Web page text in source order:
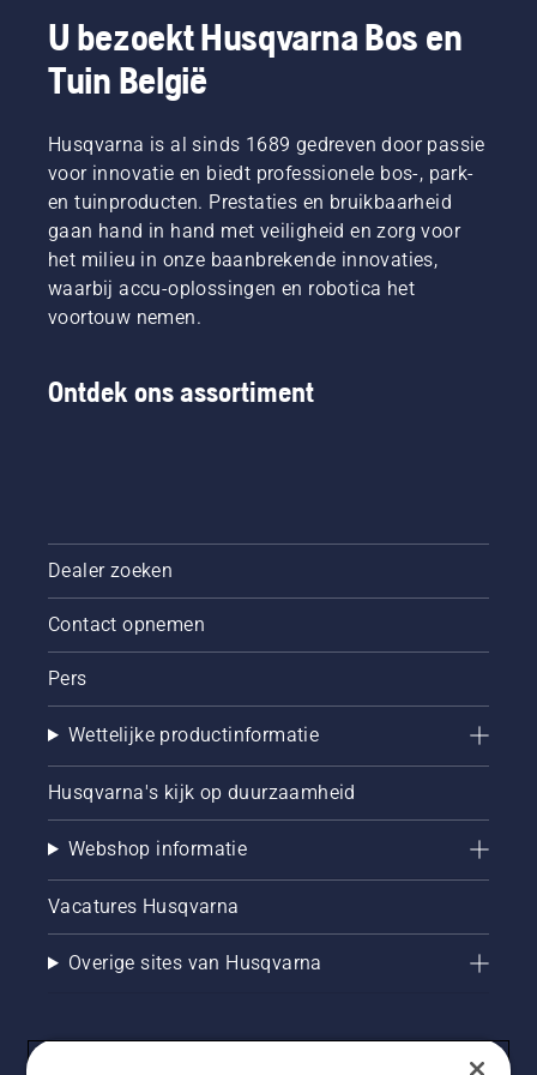
onder
kettingzaaggebruikers.
In deze
vindt u
enkele
tips om
uw zaag
gebruiksklaar
te
maken.
U bezoekt Husqvarna Bos en
Tuin België
Husqvarna is al sinds 1689 gedreven door passie
voor innovatie en biedt professionele bos-, park-
en tuinproducten. Prestaties en bruikbaarheid
gaan hand in hand met veiligheid en zorg voor
het milieu in onze baanbrekende innovaties,
waarbij accu-oplossingen en robotica het
voortouw nemen.
Ontdek ons assortiment
Dealer zoeken
Contact opnemen
Pers
Wettelijke productinformatie
Husqvarna's kijk op duurzaamheid
Webshop informatie
Vacatures Husqvarna
Overige sites van Husqvarna